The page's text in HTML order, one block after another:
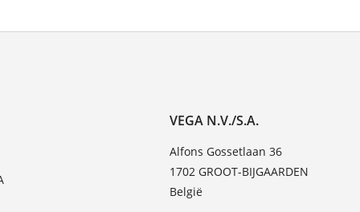
VEGA N.V./S.A.
Alfons Gossetlaan 36
1702 GROOT-BIJGAARDEN
België